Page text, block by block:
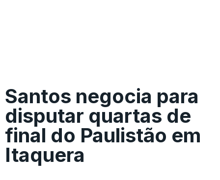
Santos negocia para
disputar quartas de
final do Paulistão em
Itaquera